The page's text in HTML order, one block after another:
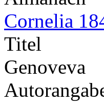
Cornelia
Titel
Genoveva